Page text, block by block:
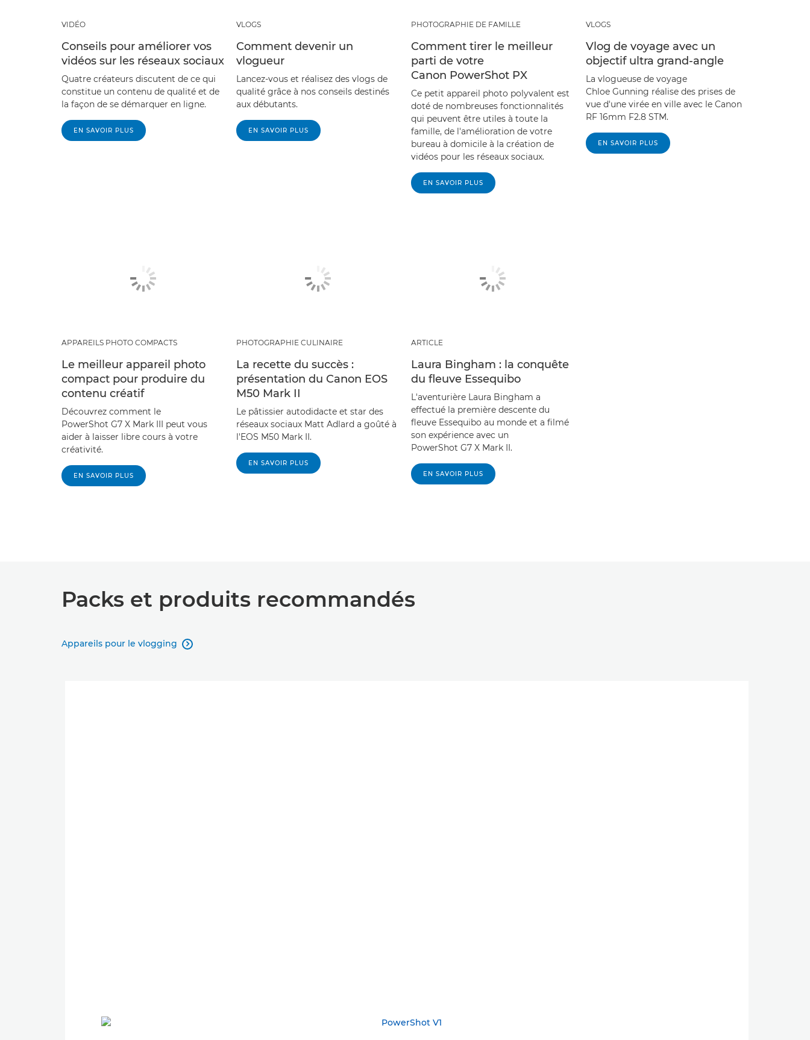
VIDÉO
Conseils pour améliorer vos
vidéos sur les réseaux sociaux
Quatre créateurs discutent de ce qui
constitue un contenu de qualité et de
la façon de se démarquer en ligne.
EN SAVOIR PLUS
VLOGS
Comment devenir un
vlogueur
Lancez-vous et réalisez des vlogs de
qualité grâce à nos conseils destinés
aux débutants.
EN SAVOIR PLUS
PHOTOGRAPHIE DE FAMILLE
Comment tirer le meilleur
parti de votre
Canon PowerShot PX
Ce petit appareil photo polyvalent est
doté de nombreuses fonctionnalités
qui peuvent être utiles à toute la
famille, de l'amélioration de votre
bureau à domicile à la création de
vidéos pour les réseaux sociaux.
EN SAVOIR PLUS
VLOGS
Vlog de voyage avec un
objectif ultra grand-angle
La vlogueuse de voyage
Chloe Gunning réalise des prises de
vue d'une virée en ville avec le Canon
RF 16mm F2.8 STM.
EN SAVOIR PLUS
APPAREILS PHOTO COMPACTS
Le meilleur appareil photo
compact pour produire du
contenu créatif
Découvrez comment le
PowerShot G7 X Mark III peut vous
aider à laisser libre cours à votre
créativité.
EN SAVOIR PLUS
PHOTOGRAPHIE CULINAIRE
La recette du succès :
présentation du Canon EOS
M50 Mark II
Le pâtissier autodidacte et star des
réseaux sociaux Matt Adlard a goûté à
l'EOS M50 Mark II.
EN SAVOIR PLUS
ARTICLE
Laura Bingham : la conquête
du fleuve Essequibo
L'aventurière Laura Bingham a
effectué la première descente du
fleuve Essequibo au monde et a filmé
son expérience avec un
PowerShot G7 X Mark II.
EN SAVOIR PLUS
Packs et produits recommandés
Appareils pour le vlogging 